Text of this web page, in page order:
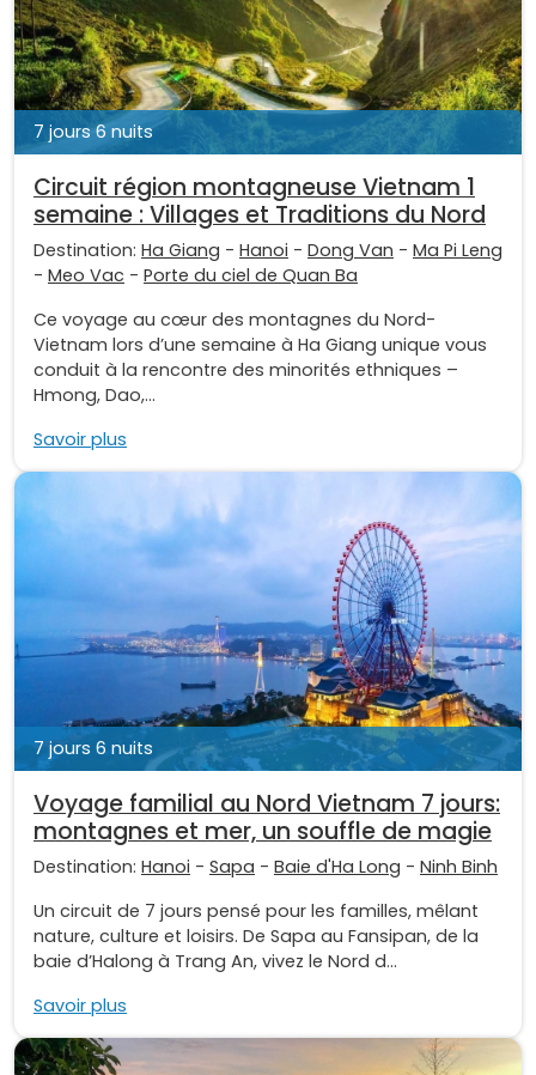
7 jours 6 nuits
Circuit région montagneuse Vietnam 1
semaine : Villages et Traditions du Nord
Destination: Ha Giang - Hanoi - Dong Van - Ma Pi Leng
- Meo Vac - Porte du ciel de Quan Ba
Ce voyage au cœur des montagnes du Nord-
Vietnam lors d’une semaine à Ha Giang unique vous
conduit à la rencontre des minorités ethniques –
Hmong, Dao,...
Savoir plus
7 jours 6 nuits
Voyage familial au Nord Vietnam 7 jours:
montagnes et mer, un souffle de magie
Destination: Hanoi - Sapa - Baie d'Ha Long - Ninh Binh
Un circuit de 7 jours pensé pour les familles, mêlant
nature, culture et loisirs. De Sapa au Fansipan, de la
baie d’Halong à Trang An, vivez le Nord d...
Savoir plus